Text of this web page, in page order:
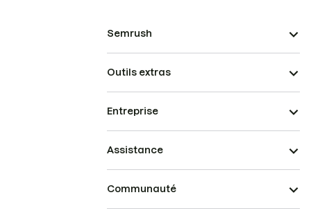
Semrush
Outils extras
Entreprise
Assistance
Communauté